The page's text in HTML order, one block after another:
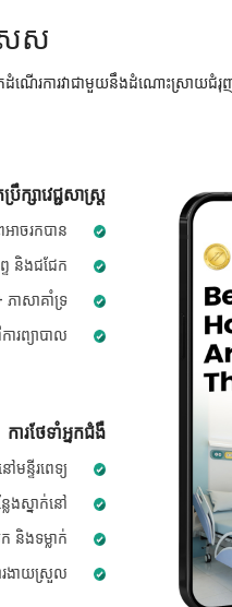
េស
កដំណើរការវាជាមួយនឹងដំណោះស្រាយជំ
ក្សាវេជ្ជសាស្ត្រ
ាចរកបាន
និងជជែក
ភាសាគាំទ្រ
ារព្យាបាល
ការថែទាំអ្នកជំងឺ
ន្ទីរពេទ្យ
ងស្នាក់នៅ
និងទម្លាក់
រងាយស្រួល